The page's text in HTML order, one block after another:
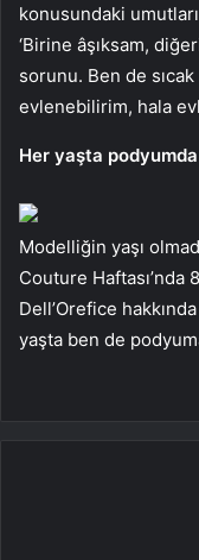
konusundaki
‘Birine âşıksam,
sorunu. Ben de
evlenebilirim, hala
Her yaşta
Modelliğin yaşı
Couture Haftası’nda
Dell’Orefice
yaşta ben de